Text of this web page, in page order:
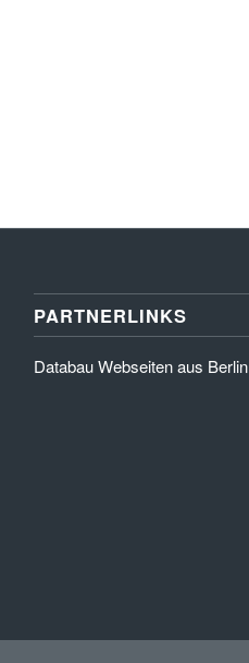
PARTNERLINKS
Databau Webseiten aus Berlin